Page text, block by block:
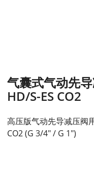
气囊式气动先
HD/S-ES CO2
高压版气动先导减压阀
CO2 (G 3/4" / G 1")